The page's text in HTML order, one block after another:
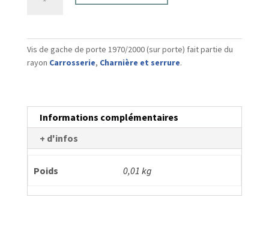
gache
de
porte
porte)
Vis de gache de porte 1970/2000 (sur porte) fait partie du
rayon Carrosserie, Charnière et serrure.
Informations complémentaires
+ d'infos
Poids 0,01 kg